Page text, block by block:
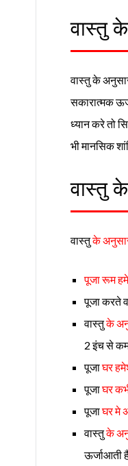
वास्तु
वास्तु के
सकारात्मक
ध्यान करे तो
भी मानसिक
वास्तु
वास्तुके
पूजा रूम
पूजा करते
वास्तुके
2 इंच से कम
पूजाघर
पूजाघर
पूजाघर मे
वास्तुके
ऊर्जाआती